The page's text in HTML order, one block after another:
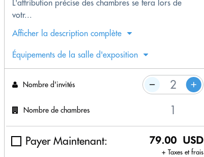
L'attribution précise des chambres se fera lors de
votr...
Afficher la description complète
Équipements de la salle d'exposition
Nombre d'invités
Nombre de chambres
Payer Maintenant: 79.00 USD
+ Taxes et frais